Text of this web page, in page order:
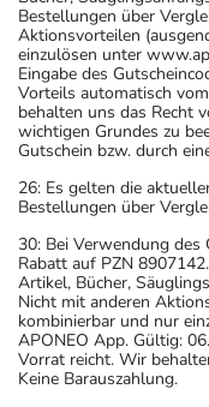
Bestellungen über
Aktionsvorteilen
einzulösen unter
Eingabe des
Vorteils automatisch
behalten uns das Recht
wichtigen Grundes zu
Gutschein bzw. durch
26: Es gelten die
Bestellungen über
30: Bei Verwendung
Rabatt auf PZN
Artikel, Bücher,
Nicht mit anderen
kombinierbar und nur
APONEO App. Gültig:
Vorrat reicht. Wir
Keine Barauszahlung.